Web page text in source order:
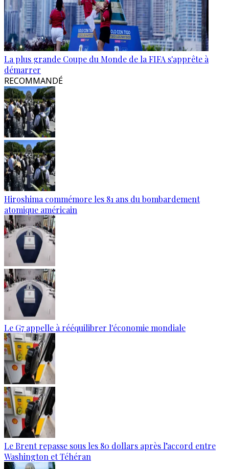
La plus grande Coupe du Monde de la FIFA s'apprête à
démarrer
RECOMMANDÉ
Hiroshima commémore les 81 ans du bombardement
atomique américain
Le G7 appelle à rééquilibrer l'économie mondiale
Le Brent repasse sous les 80 dollars après l’accord entre
Washington et Téhéran